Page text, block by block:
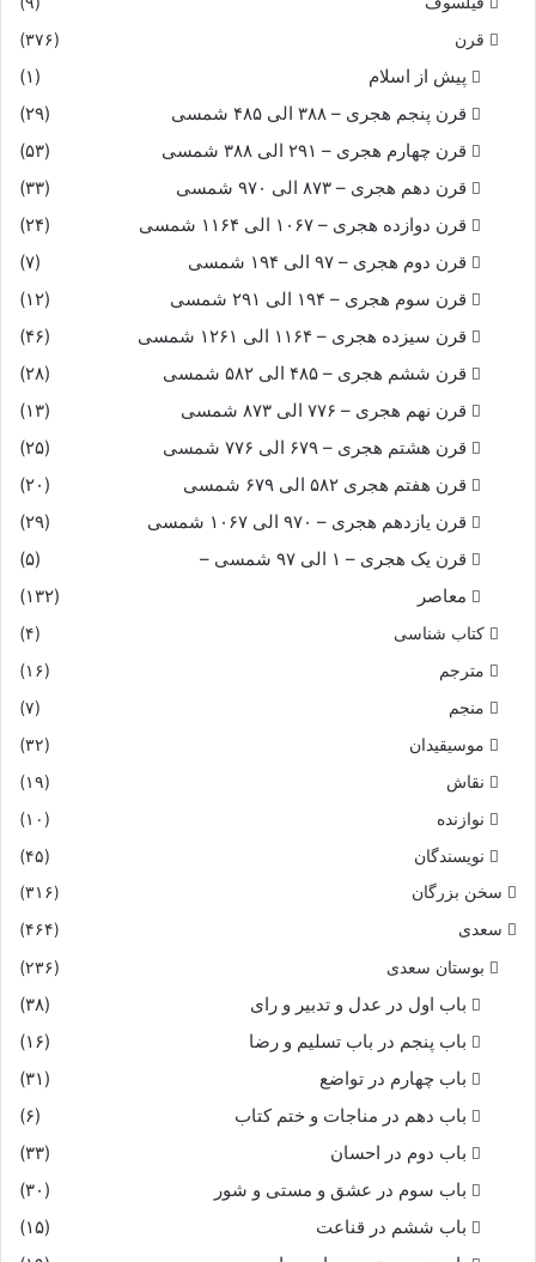
قرن
(۳۷۶)
پیش از اسلام
(۱)
قرن پنجم هجری – ۳۸۸ الی ۴۸۵ شمسی
(۲۹)
قرن چهارم هجری – ۲۹۱ الی ۳۸۸ شمسی
(۵۳)
قرن دهم هجری – ۸۷۳ الی ۹۷۰ شمسی
(۳۳)
قرن دوازده هجری – ۱۰۶۷ الی ۱۱۶۴ شمسی
(۲۴)
قرن دوم هجری – ۹۷ الی ۱۹۴ شمسی
(۷)
قرن سوم هجری – ۱۹۴ الی ۲۹۱ شمسی
(۱۲)
قرن سیزده هجری – ۱۱۶۴ الی ۱۲۶۱ شمسی
(۴۶)
قرن ششم هجری – ۴۸۵ الی ۵۸۲ شمسی
(۲۸)
قرن نهم هجری – ۷۷۶ الی ۸۷۳ شمسی
(۱۳)
قرن هشتم هجری – ۶۷۹ الی ۷۷۶ شمسی
(۲۵)
قرن هفتم هجری ۵۸۲ الی ۶۷۹ شمسی
(۲۰)
قرن یازدهم هجری – ۹۷۰ الی ۱۰۶۷ شمسی
(۲۹)
قرن یک هجری – ۱ الی ۹۷ شمسی –
(۵)
معاصر
(۱۳۲)
کتاب شناسی
(۴)
مترجم
(۱۶)
منجم
(۷)
موسیقیدان
(۳۲)
نقاش
(۱۹)
نوازنده
(۱۰)
نویسندگان
(۴۵)
سخن بزرگان
(۳۱۶)
سعدی
(۴۶۴)
بوستان سعدی (۲۳۶)
باب اول در عدل و تدبیر و رای
(۳۸)
باب پنجم در باب تسلیم و رضا
(۱۶)
باب چهارم در تواضع
(۳۱)
باب دهم در مناجات و ختم کتاب
(۶)
باب دوم در احسان
(۳۳)
باب سوم در عشق و مستی و شور
(۳۰)
باب ششم در قناعت
(۱۵)